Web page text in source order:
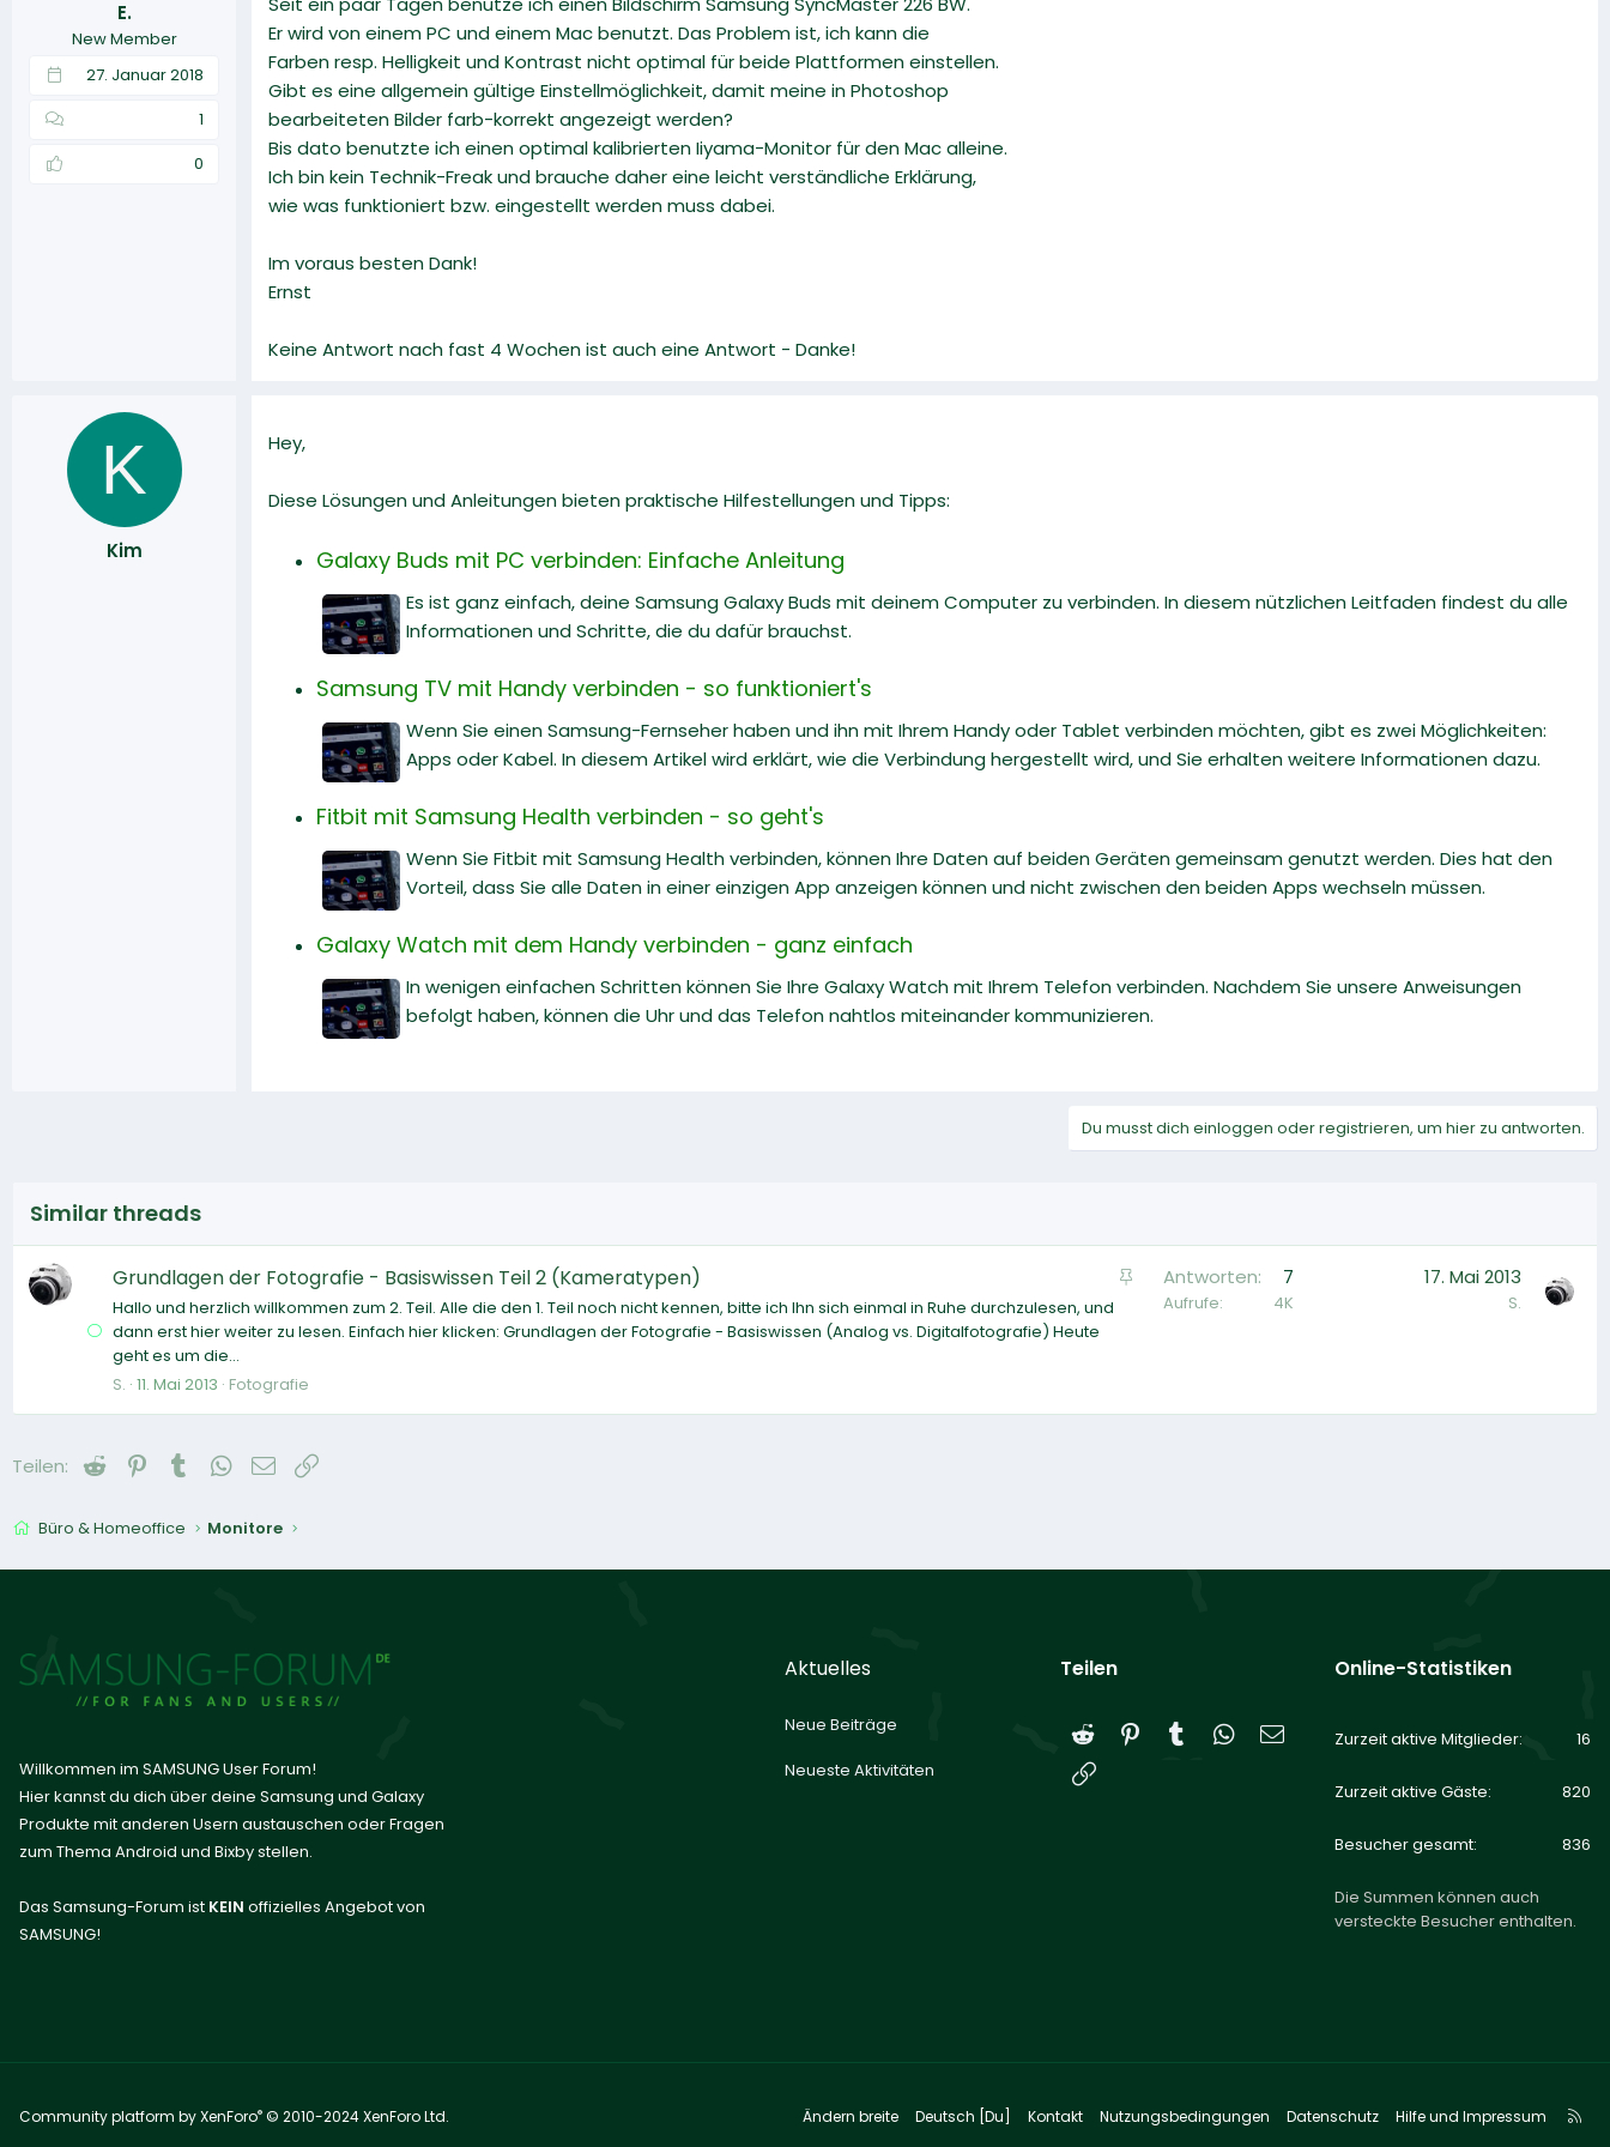
m
E.
New Member
27. Januar 2018
1
0
Er wird von einem PC und einem Mac benutzt. Das Problem ist, ich kann die
Farben resp. Helligkeit und Kontrast nicht optimal für beide Plattformen einstellen.
Gibt es eine allgemein gültige Einstellmöglichkeit, damit meine in Photoshop
bearbeiteten Bilder farb-korrekt angezeigt werden?
Bis dato benutzte ich einen optimal kalibrierten Iiyama-Monitor für den Mac alleine.
Ich bin kein Technik-Freak und brauche daher eine leicht verständliche Erklärung,
wie was funktioniert bzw. eingestellt werden muss dabei.
Im voraus besten Dank!
Ernst
Keine Antwort nach fast 4 Wochen ist auch eine Antwort - Danke!
K
Kim
Hey,
Diese Lösungen und Anleitungen bieten praktische Hilfestellungen und Tipps:
Galaxy Buds mit PC verbinden: Einfache Anleitung
Es ist ganz einfach, deine Samsung Galaxy Buds mit deinem Computer zu verbinden. In diesem nützlichen Leitfaden findest du alle
Informationen und Schritte, die du dafür brauchst.
Samsung TV mit Handy verbinden - so funktioniert's
Wenn Sie einen Samsung-Fernseher haben und ihn mit Ihrem Handy oder Tablet verbinden möchten, gibt es zwei Möglichkeiten:
Apps oder Kabel. In diesem Artikel wird erklärt, wie die Verbindung hergestellt wird, und Sie erhalten weitere Informationen dazu.
Fitbit mit Samsung Health verbinden - so geht's
Wenn Sie Fitbit mit Samsung Health verbinden, können Ihre Daten auf beiden Geräten gemeinsam genutzt werden. Dies hat den
Vorteil, dass Sie alle Daten in einer einzigen App anzeigen können und nicht zwischen den beiden Apps wechseln müssen.
Galaxy Watch mit dem Handy verbinden - ganz einfach
In wenigen einfachen Schritten können Sie Ihre Galaxy Watch mit Ihrem Telefon verbinden. Nachdem Sie unsere Anweisungen
befolgt haben, können die Uhr und das Telefon nahtlos miteinander kommunizieren.
Du musst dich einloggen oder registrieren, um hier zu antworten.
Similar threads
A
i
Grundlagen der Fotografie - Basiswissen Teil 2 (Kameratypen)
Hallo und herzlich willkommen zum 2. Teil. Alle die den 1. Teil noch nicht kennen, bitte ich Ihn sich einmal in Ruhe durchzulesen, und
dann erst hier weiter zu lesen. Einfach hier klicken: Grundlagen der Fotografie - Basiswissen (Analog vs. Digitalfotografie) Heute
geht es um die...
S. 11. Mai 2013 Fotografie
Antworten 7
Aufrufe 4K
17. Mai 2013
S.
Teilen: Reddit PinterestTumblrWhatsApp
E-Mail
Büro & Homeoffice Monitore
Willkommen im SAMSUNG User Forum!
Hier kannst du dich über deine Samsung und Galaxy
Produkte mit anderen Usern austauschen oder Fragen
zum Thema Android und Bixby stellen.
Das Samsung-Forum ist KEIN offizielles Angebot von
SAMSUNG!
Aktuelles
Neue Beiträge
Neueste Aktivitäten
Teilen
Reddit Pinterest
Tumblr WhatsApp
E-Mail
Online-Statistiken
Zurzeit aktive Mitglieder 16
Zurzeit aktive Gäste 820
Besucher gesamt 836
Die Summen können auch
versteckte Besucher enthalten.
Community platform by XenForo® © 2010-2024 XenForo Ltd. Ändern breite Deutsch [Du] Kontakt Nutzungsbedingungen Datenschutz Hilfe und Impressum
R